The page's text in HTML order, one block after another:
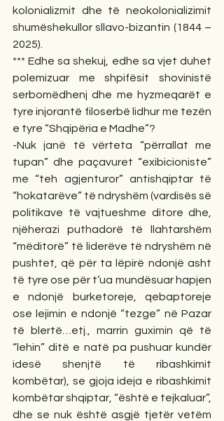
kolonializmit dhe të neokolonializimit
shumëshekullor sllavo-bizantin (1844 –
2025).
*** Edhe sa shekuj, edhe sa vjet duhet
polemizuar me shpifësit shovinistë
serbomëdhenj dhe me hyzmeqarët e
tyre injorantë filoserbë lidhur me tezën
e tyre “Shqipëria e Madhe”?
-Nuk janë të vërteta “përrallat me
tupan” dhe paçavuret “exibicioniste”
me “teh agjenturor” antishqiptar të
“hokatarëve” të ndryshëm (vardisës së
politikave të vajtueshme ditore dhe,
njëherazi puthadorë të llahtarshëm
“mëditorë” të liderëve të ndryshëm në
pushtet, që për ta lëpirë ndonjë asht
të tyre ose për t’ua mundësuar hapjen
e ndonjë burketoreje, qebaptoreje
ose lejimin e ndonjë “tezge” në Pazar
të blertë…etj., marrin guximin që të
“lehin” ditë e natë pa pushuar kundër
idesë shenjtë të ribashkimit
kombëtar), se gjoja ideja e ribashkimit
kombëtar shqiptar, “është e tejkaluar”,
dhe se nuk është asgjë tjetër vetëm